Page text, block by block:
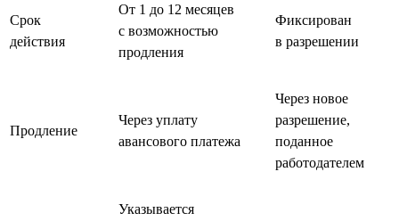
Срок
действия
От 1 до 12 месяцев
с возможностью
продления
Фиксирован
в разрешении
Продление
Через уплату
авансового платежа
Через новое
разрешение,
поданное
работодателем
Указывается